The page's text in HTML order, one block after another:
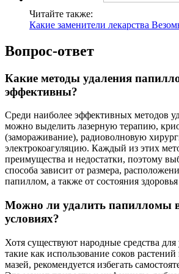
Читайте также:
Какие заменители лекарства
Вопрос-ответ
Какие методы удаления
эффективны?
Среди наиболее эффективных методов
можно выделить лазерную терапию,
(замораживание), радиоволновую
электрокоагуляцию. Каждый из этих
преимущества и недостатки, поэтому
способа зависит от размера,
папиллом, а также от состояния
Можно ли удалить папилломы
условиях?
Хотя существуют народные средства
такие как использование соков
мазей, рекомендуется избегать